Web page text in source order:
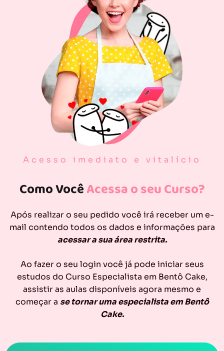
Acesso imediato e vitalício
Como VocêAcessa o seu Curso?
Após realizar o seu pedido você irá receber um e-
mail contendo todos os dados e informações para
acessar a sua área restrita.
Ao fazer o seu login você já pode iniciar seus
estudos do Curso Especialista em Bentô Cake,
assistir as aulas disponíveis agora mesmo e
começar a se tornar uma especialista em Bentô
Cake.